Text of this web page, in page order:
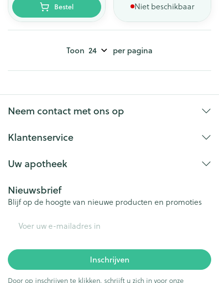
Bestel Niet beschikbaar
Toon per pagina
Neem contact met ons op
Klantenservice
Uw apotheek
Nieuwsbrief
Blijf op de hoogte van nieuwe producten en promoties
Inschrijven
Door op inschrijven te klikken, schrijft u zich in voor onze